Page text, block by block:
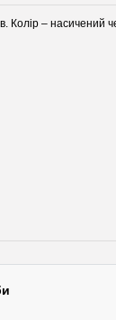
Колір – насичений